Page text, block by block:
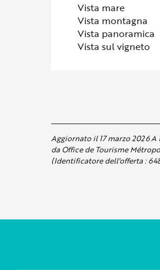
Vista mare
Vista montagna
Vista panoramica
Vista sul vigneto
Aggiornato il 17 marzo 2026 A
da Office de Tourisme
(Identificatore dell'offerta :